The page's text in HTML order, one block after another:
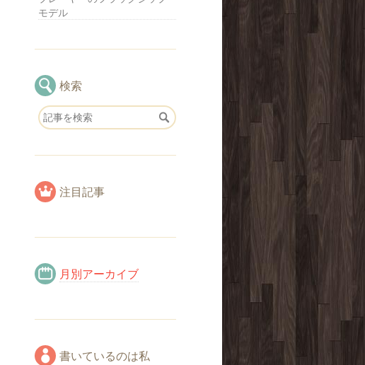
検索
注目記事
月別アーカイブ
書いているのは私